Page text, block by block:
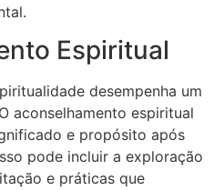
Espiritual
desempenha um
aconselhamento espiritual
e propósito após
pode incluir a exploração
e práticas que